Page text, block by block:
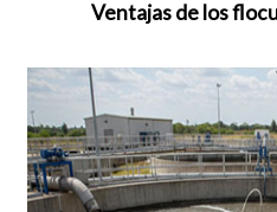
Ventajas de los